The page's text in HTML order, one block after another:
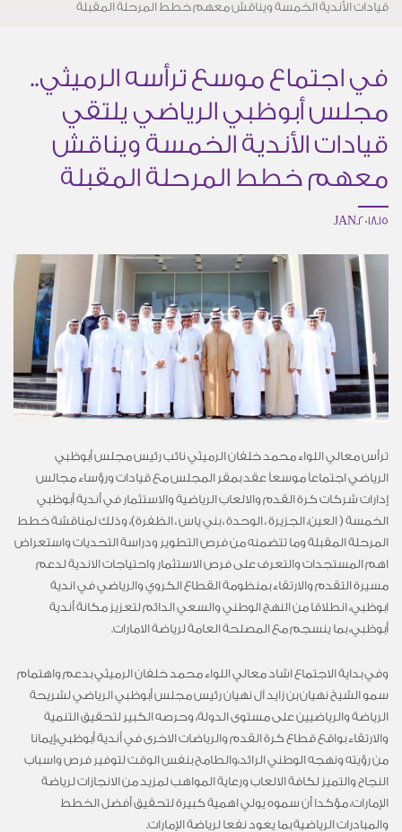
قيادات الأندية الخمسة ويناقش معهم خطط المرحلة المقبلة
في اجتماع موسع ترأسه الرميثي..
مجلس أبوظبي الرياضي يلتقي
قيادات الأندية الخمسة ويناقش
معهم خطط المرحلة المقبلة
15.JAN.2018
ترأس معالي اللواء محمد خلفان الرميثي نائب رئيس مجلس أبوظبي
الرياضي اجتماعاً موسعاً عقد بمقر المجلس مع قيادات ورؤساء مجالس
إدارات شركات كرة القدم والالعاب الرياضية والاستثمار في أندية أبوظبي
الخمسة ( العين، الجزيرة ، الوحدة ، بني ياس ، الظفرة)، وذلك لمناقشة خطط
المرحلة المقبلة وما تتضمنه من فرص التطوير ودراسة التحديات واستعراض
اهم المستجدات والتعرف على فرص الاستثمار واحتياجات الاندية لدعم
مسيرة التقدم والارتقاء بمنظومة القطاع الكروي والرياضي في اندية
ابوظبي، انطلاقا من النهج الوطني والسعي الدائم لتعزيز مكانة أندية
أبوظبي، بما ينسجم مع المصلحة العامة لرياضة الامارات.
وفي بداية الاجتماع اشاد معالي اللواء محمد خلفان الرميثي بدعم واهتمام
سمو الشيخ نهيان بن زايد آل نهيان رئيس مجلس أبوظبي الرياضي لشريحة
الرياضة والرياضيين على مستوى الدولة، وحرصه الكبير لتحقيق التنمية
والارتقاء بواقع قطاع كرة القدم والرياضات الاخرى في أندية أبوظبي،إيمانا
من رؤيته ونهجه الوطني الرائد،والطامح بنفس الوقت لتوفير فرص واسباب
النجاح والتميز لكافة الالعاب ورعاية المواهب لمزيد من الانجازات لرياضة
الإمارات، مؤكدا أن سموه يولي اهمية كبيرة لتحقيق أفضل الخطط
والمبادرات الرياضية بما يعود نفعا لرياضة الإمارات.